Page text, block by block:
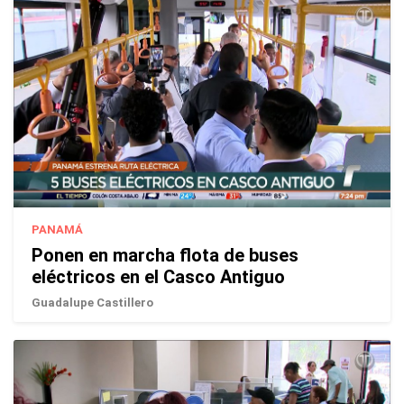
PANAMÁ
Ponen en marcha flota de buses
eléctricos en el Casco Antiguo
Guadalupe Castillero